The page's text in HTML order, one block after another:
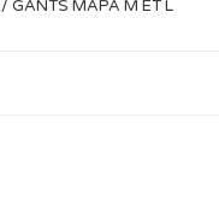
/ GANTS MAPA M ET L